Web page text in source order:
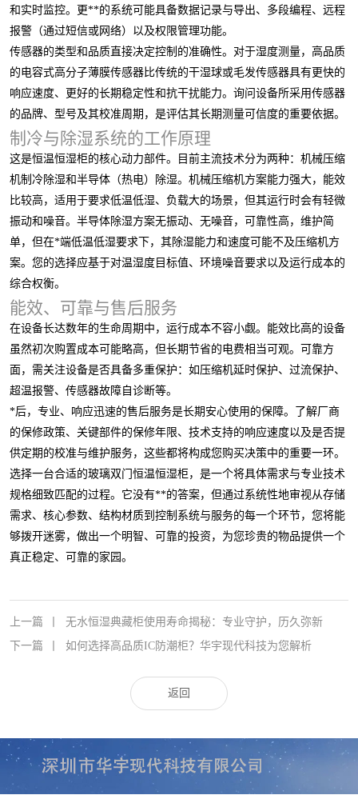
和实时监控。更**的系统可能具备数据记录与导出、多段编程、远程
报警（通过短信或网络）以及权限管理功能。
传感器的类型和品质直接决定控制的准确性。对于湿度测量，高品质
的电容式高分子薄膜传感器比传统的干湿球或毛发传感器具有更快的
响应速度、更好的长期稳定性和抗干扰能力。询问设备所采用传感器
的品牌、型号及其校准周期，是评估其长期测量可信度的重要依据。
制冷与除湿系统的工作原理
这是恒温恒湿柜的核心动力部件。目前主流技术分为两种：机械压缩
机制冷除湿和半导体（热电）除湿。机械压缩机方案能力强大，能效
比较高，适用于要求低温低湿、负载大的场景，但其运行时会有轻微
振动和噪音。半导体除湿方案无振动、无噪音，可靠性高，维护简
单，但在*端低温低湿要求下，其除湿能力和速度可能不及压缩机方
案。您的选择应基于对温湿度目标值、环境噪音要求以及运行成本的
综合权衡。
能效、可靠与售后服务
在设备长达数年的生命周期中，运行成本不容小觑。能效比高的设备
虽然初次购置成本可能略高，但长期节省的电费相当可观。可靠方
面，需关注设备是否具备多重保护：如压缩机延时保护、过流保护、
超温报警、传感器故障自诊断等。
*后，专业、响应迅速的售后服务是长期安心使用的保障。了解厂商
的保修政策、关键部件的保修年限、技术支持的响应速度以及是否提
供定期的校准与维护服务，这些都将构成您购买决策中的重要一环。
选择一台合适的玻璃双门恒温恒湿柜，是一个将具体需求与专业技术
规格细致匹配的过程。它没有**的答案，但通过系统性地审视从存储
需求、核心参数、结构材质到控制系统与服务的每一个环节，您将能
够拨开迷雾，做出一个明智、可靠的投资，为您珍贵的物品提供一个
真正稳定、可靠的家园。
上一篇
无水恒湿典藏柜使用寿命揭秘：专业守护，历久弥新
下一篇
如何选择高品质IC防潮柜？华宇现代科技为您解析
返回